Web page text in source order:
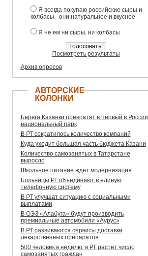
Я всегда покупаю российские сыры и
колбасы - они натуральнее и вкуснее
Я не ем ни сыры, ни колбасы
Посмотреть результаты
Архив опросов
АВТОРСКИЕ
КОЛОНКИ
Берега Казанки превратят в первый в России
национальный парк
В РТ сократилось количество компаний
Куда уходит большая часть бюджета Казани
Количество самозанятых в Татарстане
выросло
Школьное питание ждет модернизация
Больницы РТ объединяют в единую
телефонную систему
В РТ улучшат ситуацию с социальными
выплатами
В ОЭЗ «Алабуга» будут производить
премиальные автомобили «Аурус»
В РТ развиваются сервисы доставки
лекарственных препаратов
500 человек в неделю: в РТ растет число
самозанятых граждан